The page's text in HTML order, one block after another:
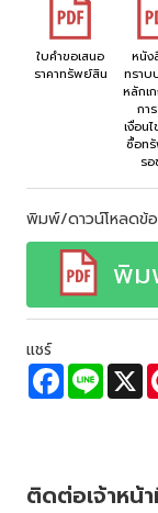
ใบคำขอเสนอ
ราคาทรัพย์สิน
หนัง
ทราบ
หลักเ
กา
เงื่อน
ซื้อท
รอ
พิมพ์/ดาวน์โหลดข้
พิม
แชร์
F
a
c
o
k
L
n
X
ติดต่อเจ้าหน้